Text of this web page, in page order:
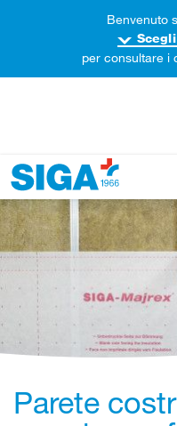
in questa
Parete
Benvenuto
per consultare i